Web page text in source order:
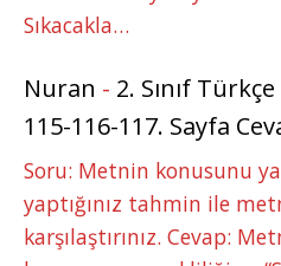
Sıkacakla…
Nuran - 2. Sınıf
115-116-117. Sayfa
Soru: Metnin konusunu
yaptığınız tahmin ile
karşılaştırınız. Cevap: